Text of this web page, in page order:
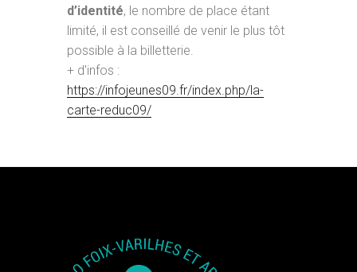
d’identité, le nombre de place étant
limité, il est conseillé de venir le plus tôt
possible à la billetterie.
+ d'infos :
https://infojeunes09.fr/index.php/la-
carte-reduc09/